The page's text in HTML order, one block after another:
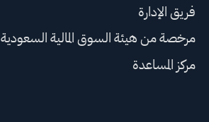
فريق الإدارة
مرخصة من هيئة السوق المالية السعودية
مركز المساعدة